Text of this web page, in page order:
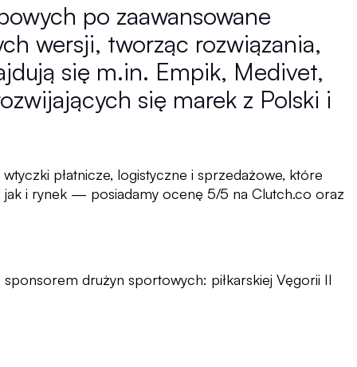
po zaawansowane
wersji, tworząc rozwiązania,
się m.in. Empik, Medivet,
się marek z Polski i
płatnicze, logistyczne i sprzedażowe, które
jak i rynek — posiadamy ocenę 5/5 na Clutch.co oraz
drużyn sportowych: piłkarskiej Vęgorii II